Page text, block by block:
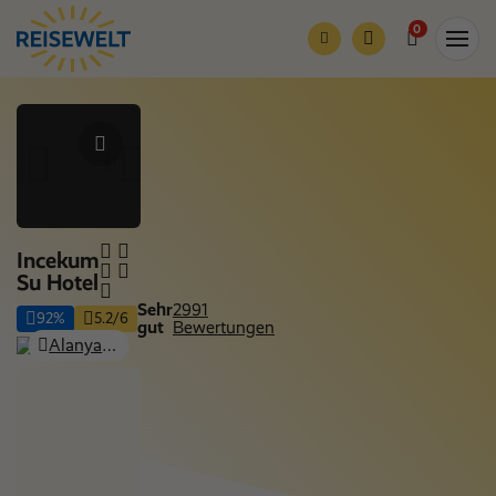
0
Incekum
Su Hotel
Alanya - Avsallar (Türkler / Incekum), Side & Alanya
92% 5.2/6 Sehr
gut
2991
Bewertungen